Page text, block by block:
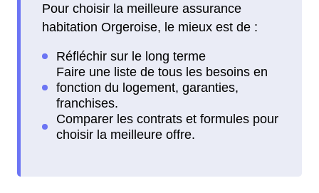
Pour choisir la meilleure assurance
habitation Orgeroise, le mieux est de :